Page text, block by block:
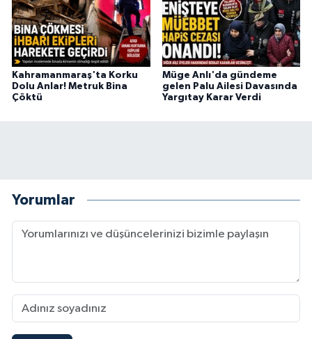
Kahramanmaraş'ta Korku
Dolu Anlar! Metruk Bina
Çöktü
Müge Anlı'da gündeme
gelen Palu Ailesi Davasında
Yargıtay Karar Verdi
Yorumlar